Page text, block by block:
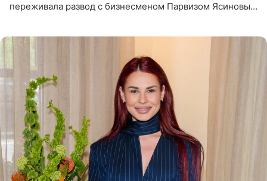
переживала развод с бизнесменом Парвизом Ясиновым.